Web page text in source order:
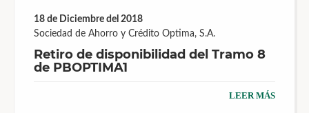
18 de Diciembre del 2018
Sociedad de Ahorro y Crédito Optima, S.A.
Retiro de disponibilidad del Tramo 8
de PBOPTIMA1
LEER MÁS